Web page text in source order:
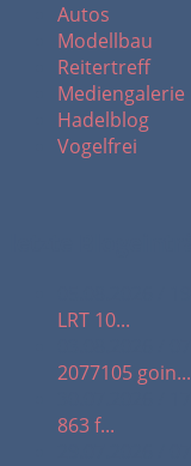
Autos
Modellbau
Reitertreff
Mediengalerie
Hadelblog
Vogelfrei
LRT 10...
2077105 goin...
863 f...